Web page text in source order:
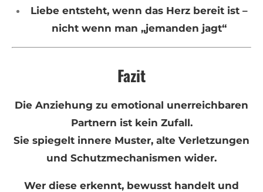
Liebe entsteht, wenn das Herz bereit ist –
nicht wenn man „jemanden jagt“
Fazit
Die Anziehung zu emotional unerreichbaren
Partnern ist kein Zufall.
Sie spiegelt innere Muster, alte Verletzungen
und Schutzmechanismen wider.
Wer diese erkennt, bewusst handelt und